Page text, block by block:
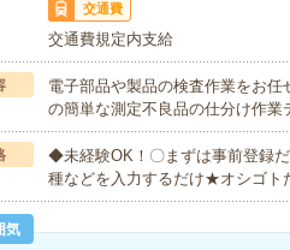
交通費
交通費規定内支給
電子部品や製品の検査作業をお
の簡単な測定不良品の仕分け作
◆未経験OK！〇まずは事前登録
種などを入力するだけ★オシゴト
気